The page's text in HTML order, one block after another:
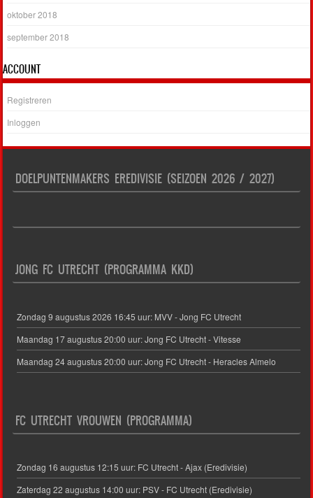
oktober 2018
september 2018
ACCOUNT
Registreren
Inloggen
DOELPUNTENMAKERS EREDIVISIE (SEIZOEN 2026 / 2027)
JONG FC UTRECHT (PROGRAMMA KKD)
Zondag 9 augustus 2026 16:45 uur: MVV - Jong FC Utrecht
Maandag 17 augustus 20:00 uur: Jong FC Utrecht - Vitesse
Maandag 24 augustus 20:00 uur: Jong FC Utrecht - Heracles Almelo
FC UTRECHT VROUWEN (PROGRAMMA)
Zondag 16 augustus 12:15 uur: FC Utrecht - Ajax (Eredivisie)
Zaterdag 22 augustus 14:00 uur: PSV - FC Utrecht (Eredivisie)